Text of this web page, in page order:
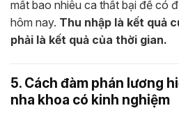
mất bao nhiêu ca thất bại để có
hôm nay. Thu nhập là kết quả
phải là kết quả của thời gian.
5. Cách đàm phán lương
nha khoa có kinh nghiệm